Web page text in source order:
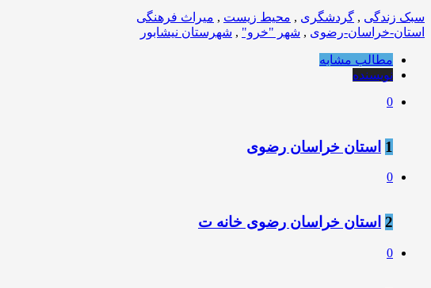
سبک زندگی , گردشگری , محیط زیست , میراث فرهنگی
استان-خراسان-رضوی , شهر "خرو" , شهرستان نیشابور
مطالب مشابه
نویسنده
0
1 استان خراسان رضوی
0
2 استان خراسان رضوی خانه ت
0